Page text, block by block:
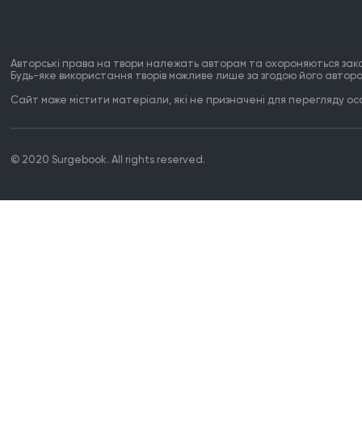
Авторські права на твори належать авторам та охороняються
Будь-яке використання творів можливе лише за згодою його
Сайт може містити матеріали, які не призначені для перегляду
© 2020 Surgebook. All rights reserved.